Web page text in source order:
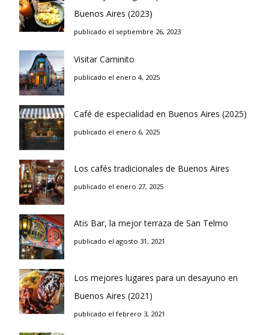
Buenos Aires (2023)
publicado el septiembre 26, 2023
Visitar Caminito
publicado el enero 4, 2025
Café de especialidad en Buenos Aires (2025)
publicado el enero 6, 2025
Los cafés tradicionales de Buenos Aires
publicado el enero 27, 2025
Atis Bar, la mejor terraza de San Telmo
publicado el agosto 31, 2021
Los mejores lugares para un desayuno en
Buenos Aires (2021)
publicado el febrero 3, 2021